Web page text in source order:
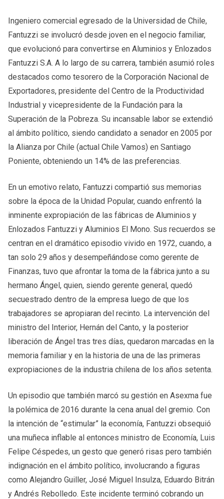
Ingeniero comercial egresado de la Universidad de Chile,
Fantuzzi se involucró desde joven en el negocio familiar,
que evolucionó para convertirse en Aluminios y Enlozados
Fantuzzi S.A. A lo largo de su carrera, también asumió roles
destacados como tesorero de la Corporación Nacional de
Exportadores, presidente del Centro de la Productividad
Industrial y vicepresidente de la Fundación para la
Superación de la Pobreza. Su incansable labor se extendió
al ámbito político, siendo candidato a senador en 2005 por
la Alianza por Chile (actual Chile Vamos) en Santiago
Poniente, obteniendo un 14% de las preferencias.
En un emotivo relato, Fantuzzi compartió sus memorias
sobre la época de la Unidad Popular, cuando enfrentó la
inminente expropiación de las fábricas de Aluminios y
Enlozados Fantuzzi y Aluminios El Mono. Sus recuerdos se
centran en el dramático episodio vivido en 1972, cuando, a
tan solo 29 años y desempeñándose como gerente de
Finanzas, tuvo que afrontar la toma de la fábrica junto a su
hermano Ángel, quien, siendo gerente general, quedó
secuestrado dentro de la empresa luego de que los
trabajadores se apropiaran del recinto. La intervención del
ministro del Interior, Hernán del Canto, y la posterior
liberación de Ángel tras tres días, quedaron marcadas en la
memoria familiar y en la historia de una de las primeras
expropiaciones de la industria chilena de los años setenta.
Un episodio que también marcó su gestión en Asexma fue
la polémica de 2016 durante la cena anual del gremio. Con
la intención de “estimular” la economía, Fantuzzi obsequió
una muñeca inflable al entonces ministro de Economía, Luis
Felipe Céspedes, un gesto que generó risas pero también
indignación en el ámbito político, involucrando a figuras
como Alejandro Guiller, José Miguel Insulza, Eduardo Bitrán
y Andrés Rebolledo. Este incidente terminó cobrando un